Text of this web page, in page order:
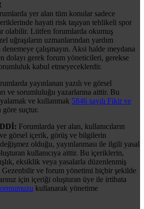
yer alan tüm konular sadece
hayati risk taşıyan tehlikeli spor
olabilir. Lütfen forumlarda okumuş
uğraşıların uzmanlarından yardım
denemeye çalışmayın. Aksi halde meydana
dolayı gerek forum yöneticileri, gerekse
kabul etmeyeceklerdir.
yayınlanan yazılı ve görsel
ve sorumluluğu yazarlarına aittir. Bu
ve kullanmak 5846 sayılı Fikir ve
göre suçtur.
Forumlarda yer alan, kullanıcıların
görsel içerik, görüş ve bilgilerin
olduğu, yayınlanması ile ilgili yasal
kullanıcıya aittir. Bu içeriklerin,
eksiklik veya yasalarla düzenlenmiş
Gezenbilir ve forum yönetimi hiçbir şekilde
için içeriği oluşturan üye ile irtibata
kullanarak yönetime